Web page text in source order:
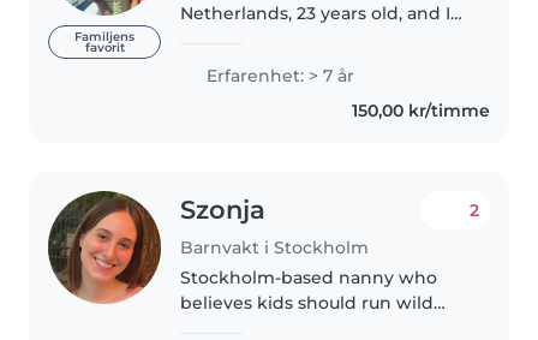
Familjens
favorit
Netherlands, 23 years old, and I
my Master's . I have had
babysitting experience for quite
some time (since I was 15), so I'm
Erfarenhet: > 7 år
150,00 kr/timme
Szonja
Barnvakt i Stockholm
2
Stockholm-based nanny who
believes kids should run wild